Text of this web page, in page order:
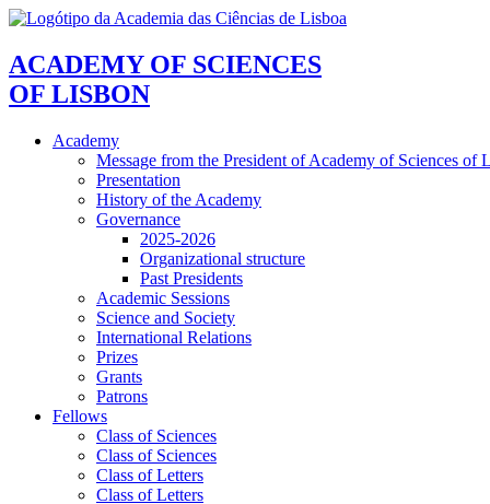
ACADEMY OF SCIENCES
OF LISBON
Academy
Message from the President of Academy of Sciences of
Presentation
History of the Academy
Governance
2025-2026
Organizational structure
Past Presidents
Academic Sessions
Science and Society
International Relations
Prizes
Grants
Patrons
Fellows
Class of Sciences
Class of Sciences
Class of Letters
Class of Letters